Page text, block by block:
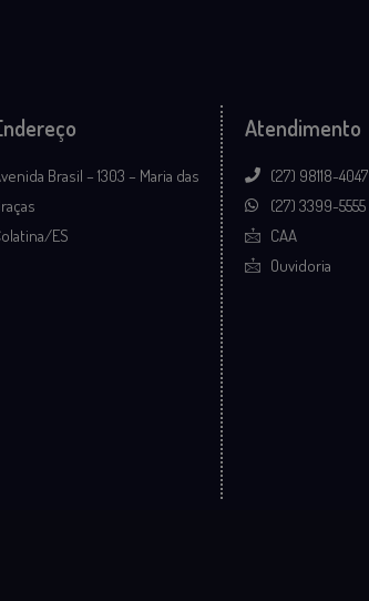
Brasil – 1303 – Maria das
ES
Atendimento
(27) 98118-4047
(27) 3399-5555
CAA
Ouvidoria